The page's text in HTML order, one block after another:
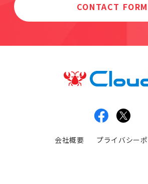
CONTACT FORM
会社概要 プライバシー